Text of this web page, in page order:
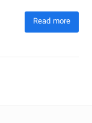
Read more